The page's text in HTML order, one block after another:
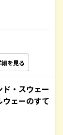
細を見る
・スウェー
ェーのすて